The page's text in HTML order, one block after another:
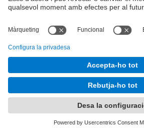
Formulari de contacte
Desenvolupat amb